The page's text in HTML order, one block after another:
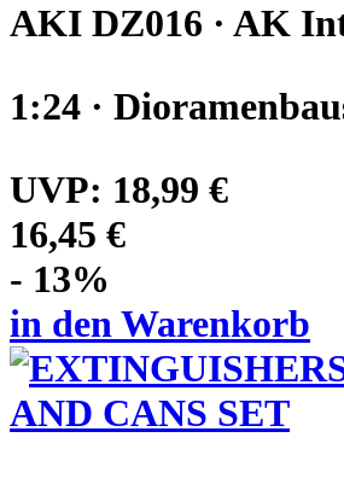
AKI DZ016 · AK
1:24 ·
UVP: 18,99 €
16,45 €
- 13%
in den Warenkorb